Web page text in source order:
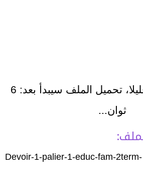
تحميل الملف سيبدأ بعد: 6
ثوان...
اسم الملف: Devoir-1-palier-1-educ-fam-2term-